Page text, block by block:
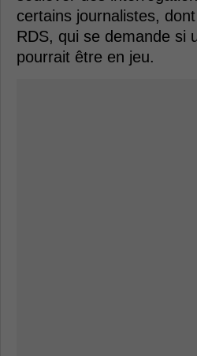
certains journalistes,
RDS, qui se demande si
pourrait être en jeu.